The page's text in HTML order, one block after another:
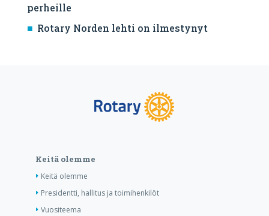
perheille
Rotary Norden lehti on ilmestynyt
Keitä olemme
Keitä olemme
Presidentti, hallitus ja toimihenkilöt
Vuositeema